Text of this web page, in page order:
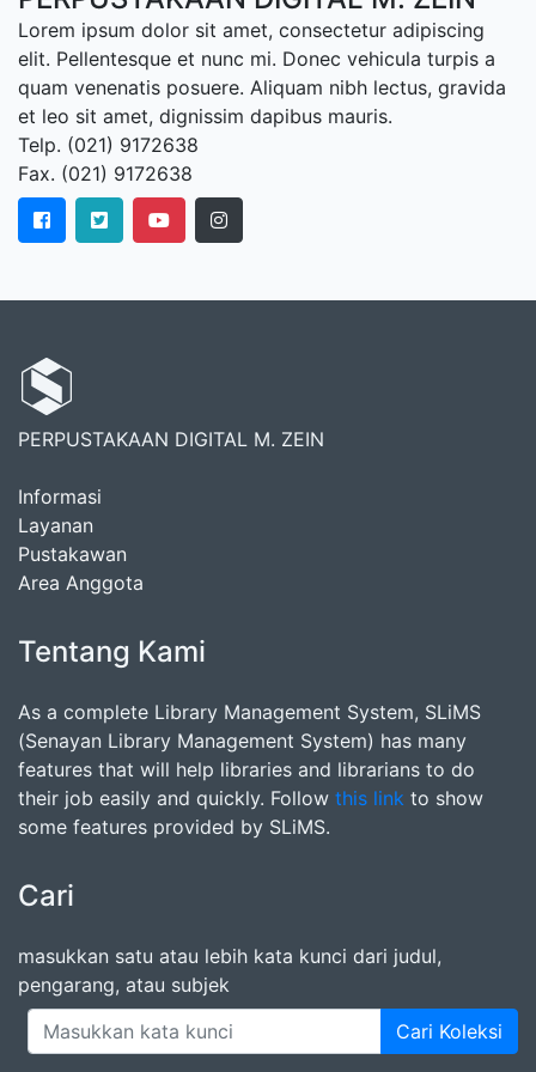
Lorem ipsum dolor sit amet, consectetur adipiscing
elit. Pellentesque et nunc mi. Donec vehicula turpis a
quam venenatis posuere. Aliquam nibh lectus, gravida
et leo sit amet, dignissim dapibus mauris.
Telp. (021) 9172638
Fax. (021) 9172638
PERPUSTAKAAN DIGITAL M. ZEIN
Informasi
Layanan
Pustakawan
Area Anggota
Tentang Kami
As a complete Library Management System, SLiMS
(Senayan Library Management System) has many
features that will help libraries and librarians to do
their job easily and quickly. Follow this link to show
some features provided by SLiMS.
Cari
masukkan satu atau lebih kata kunci dari judul,
pengarang, atau subjek
Cari Koleksi